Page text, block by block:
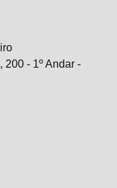
- 1º Andar -